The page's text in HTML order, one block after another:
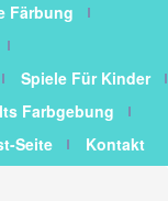
Färbung
Spiele Für Kinder
Farbgebung
Seite Kontakt